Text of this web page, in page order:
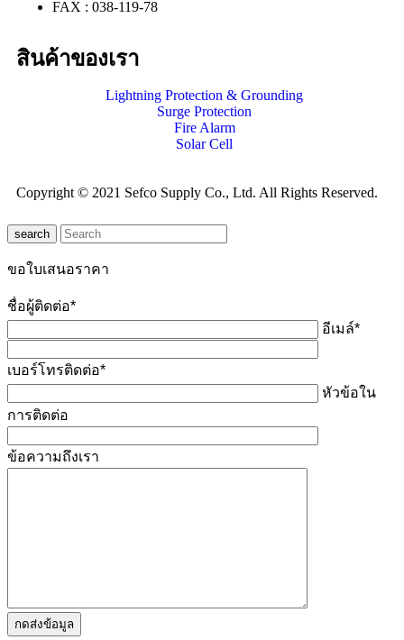
FAX : 038-119-78
สินค้าของเรา
Lightning Protection & Grounding
Surge Protection
Fire Alarm
Solar Cell
Copyright © 2021 Sefco Supply Co., Ltd. All Rights Reserved.
search
ขอใบเสนอราคา
ชื่อผู้ติดต่อ*
อีเมล์*
เบอร์โทรติดต่อ*
หัวข้อใน
การติดต่อ
ข้อความถึงเรา